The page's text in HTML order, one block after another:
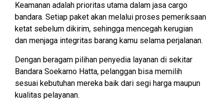
Keamanan adalah prioritas utama dalam jasa cargo
bandara. Setiap paket akan melalui proses pemeriksaan
ketat sebelum dikirim, sehingga mencegah kerugian
dan menjaga integritas barang kamu selama perjalanan.
Dengan beragam pilihan penyedia layanan di sekitar
Bandara Soekarno Hatta, pelanggan bisa memilih
sesuai kebutuhan mereka baik dari segi harga maupun
kualitas pelayanan.